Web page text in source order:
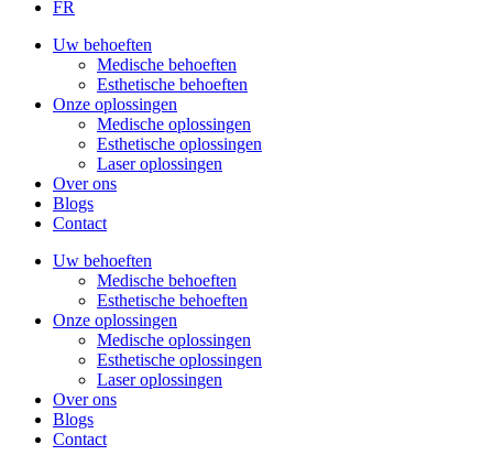
FR
Uw behoeften
Medische behoeften
Esthetische behoeften
Onze oplossingen
Medische oplossingen
Esthetische oplossingen
Laser oplossingen
Over ons
Blogs
Contact
Uw behoeften
Medische behoeften
Esthetische behoeften
Onze oplossingen
Medische oplossingen
Esthetische oplossingen
Laser oplossingen
Over ons
Blogs
Contact